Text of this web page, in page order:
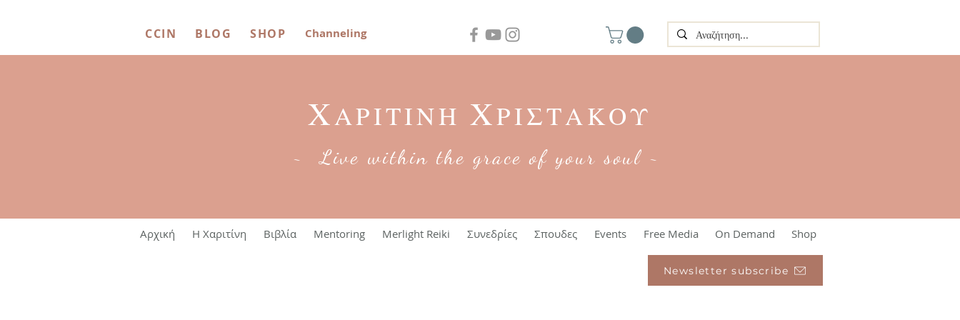
CCIN BLOG SHOP Channeling
ΧΑΡΙΤΙΝΗ ΧΡΙΣΤΑΚΟΥ
~ Live within the grace of your soul ~
Αρχική Η Χαριτίνη Βιβλία Mentoring Merlight Reiki Συνεδρίες Σπουδες Events Free Media On Demand Shop
Newsletter subscribe